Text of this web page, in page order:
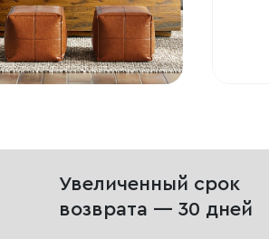
Увеличенный срок
возврата — 30 дней